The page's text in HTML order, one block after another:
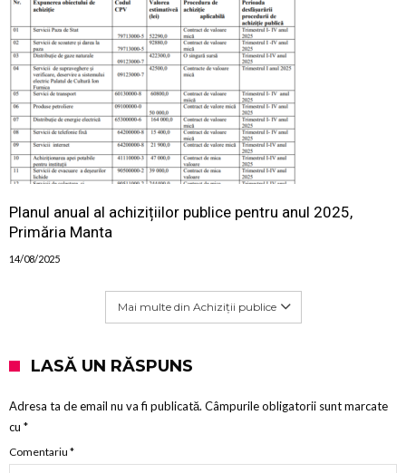
Planul anual al achizițiilor publice pentru anul 2025,
Primăria Manta
14/08/2025
Mai multe din Achiziții publice
LASĂ UN RĂSPUNS
Adresa ta de email nu va fi publicată. Câmpurile obligatorii sunt marcate
cu *
Comentariu *